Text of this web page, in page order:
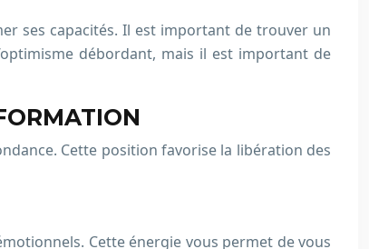
ses capacités. Il est important de trouver un
débordant, mais il est important de
Cette position favorise la libération des
Cette énergie vous permet de vous